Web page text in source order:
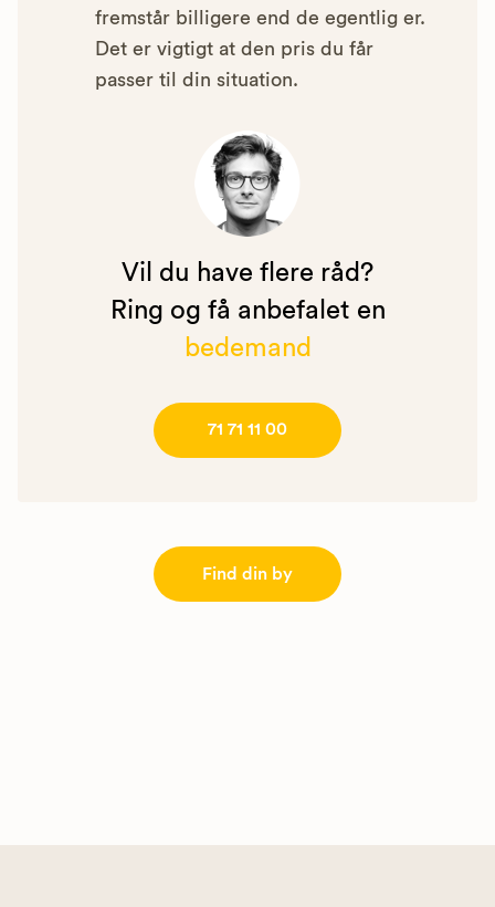
fremstår billigere end de egentlig er.
Det er vigtigt at den pris du får
passer til din situation.
Vil du have flere råd?
Ring og få anbefalet en
bedemand
71 71 11 00
Find din by